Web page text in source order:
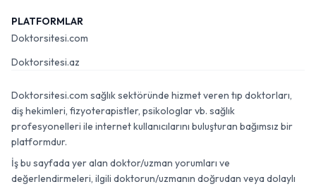
PLATFORMLAR
Doktorsitesi.com
Doktorsitesi.az
Doktorsitesi.com sağlık sektöründe hizmet veren tıp doktorları,
diş hekimleri, fizyoterapistler, psikologlar vb. sağlık
profesyonelleri ile internet kullanıcılarını buluşturan bağımsız bir
platformdur.
İş bu sayfada yer alan doktor/uzman yorumları ve
değerlendirmeleri, ilgili doktorun/uzmanın doğrudan veya dolaylı